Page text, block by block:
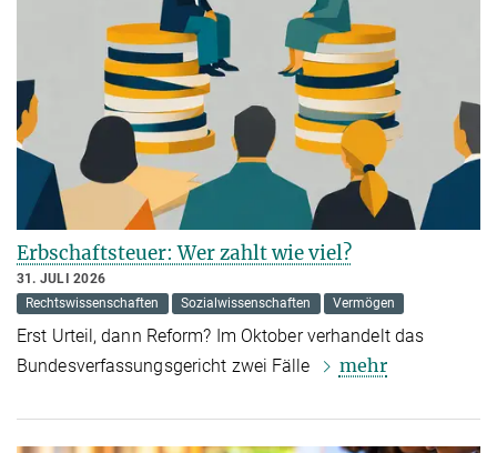
Erbschaftsteuer: Wer zahlt wie viel?
31. JULI 2026
Rechtswissenschaften
Sozialwissenschaften Vermögen
Erst Urteil, dann Reform? Im Oktober verhandelt das
Bundesverfassungsgericht zwei Fälle
mehr